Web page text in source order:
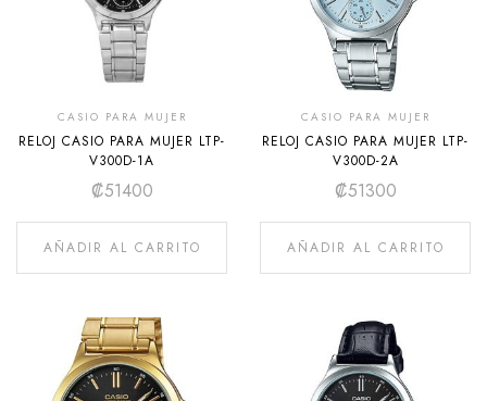
CASIO PARA MUJER
RELOJ CASIO PARA MUJER LTP-
V300D-1A
₡51400
AÑADIR AL CARRITO
CASIO PARA MUJER
RELOJ CASIO PARA MUJER LTP-
V300D-2A
₡51300
AÑADIR AL CARRITO